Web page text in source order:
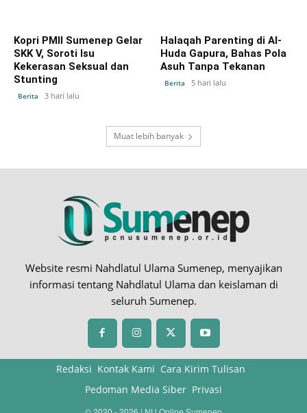
Kopri PMII Sumenep Gelar
SKK V, Soroti Isu
Kekerasan Seksual dan
Stunting
Berita 3 hari lalu
Halaqah Parenting di Al-
Huda Gapura, Bahas Pola
Asuh Tanpa Tekanan
Berita 5 hari lalu
Muat lebih banyak
Website resmi Nahdlatul Ulama Sumenep, menyajikan
informasi tentang Nahdlatul Ulama dan keislaman di
seluruh Sumenep.
Redaksi Kontak Kami Cara Kirim Tulisan
Pedoman Media Siber Privasi